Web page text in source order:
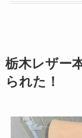
栃木レザー
られた！